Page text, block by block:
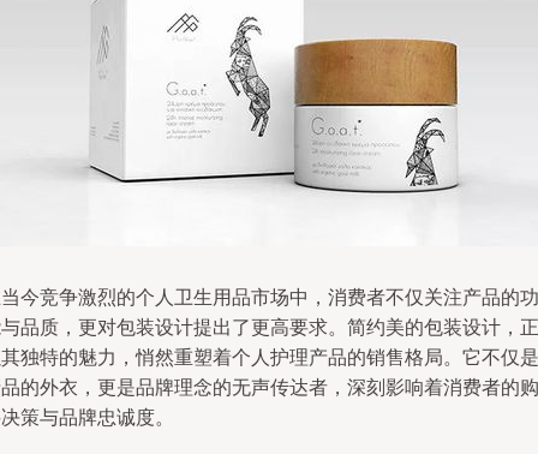
今竞争激烈的个人卫生用品市场中，消费者不仅关注产品的功
品质，更对包装设计提出了更高要求。简约美的包装设计，正
独特的魅力，悄然重塑着个人护理产品的销售格局。它不仅是
的外衣，更是品牌理念的无声传达者，深刻影响着消费者的购
策与品牌忠诚度。